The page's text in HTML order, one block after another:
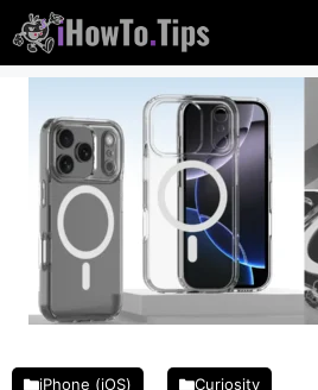
텐
츠
iPhone (iOS) Curiosity